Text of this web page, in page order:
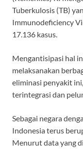
Tuberkulosis (TB)
Immunodeficiency
17.136 kasus.
Mengantisipasi hal
melaksanakan
eliminasi penyakit
terintegrasi dan
Sebagai negara
Indonesia terus
Menurut data yang